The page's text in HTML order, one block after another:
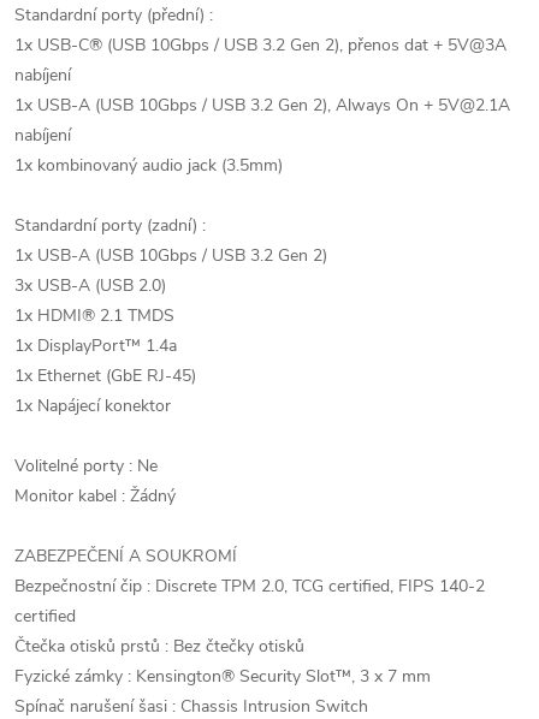
Standardní porty (přední) :
1x USB-C® (USB 10Gbps / USB 3.2 Gen 2), přenos dat + 5V@3A
nabíjení
1x USB-A (USB 10Gbps / USB 3.2 Gen 2), Always On + 5V@2.1A
nabíjení
1x kombinovaný audio jack (3.5mm)
Standardní porty (zadní) :
1x USB-A (USB 10Gbps / USB 3.2 Gen 2)
3x USB-A (USB 2.0)
1x HDMI® 2.1 TMDS
1x DisplayPort™ 1.4a
1x Ethernet (GbE RJ-45)
1x Napájecí konektor
Volitelné porty : Ne
Monitor kabel : Žádný
ZABEZPEČENÍ A SOUKROMÍ
Bezpečnostní čip : Discrete TPM 2.0, TCG certified, FIPS 140-2
certified
Čtečka otisků prstů : Bez čtečky otisků
Fyzické zámky : Kensington® Security Slot™, 3 x 7 mm
Spínač narušení šasi : Chassis Intrusion Switch